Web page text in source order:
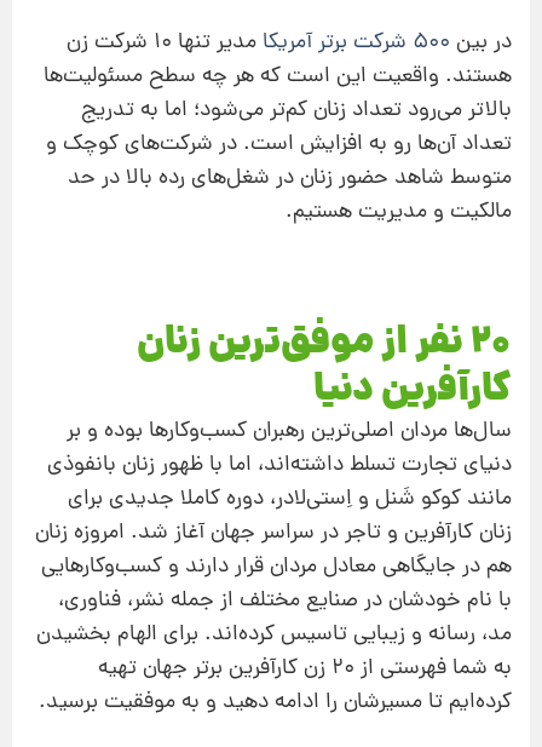
در بین ۵۰۰ شرکت برتر آمریکا
مدیر تنها ۱۰ شرکت زن
هستند. واقعیت این است که هر چه سطح مسئولیت‌ها
بالاتر می‌رود تعداد زنان کم‌تر می‌شود؛ اما به تدریج
تعداد آن‌ها رو به افزایش است. در شرکت‌های کوچک و
متوسط شاهد حضور زنان در شغل‌های رده بالا در حد
مالکیت و مدیریت هستیم.
20 نفر از موفق‌ترین زنان
کارآفرین دنیا
سال‌ها مردان اصلی‌ترین رهبران کسب‌وکارها بوده و بر
دنیای تجارت تسلط داشته‌اند، اما با ظهور زنان بانفوذی
مانند کوکو شَنل و اِستی‌لادر، دوره کاملا جدیدی برای
زنان کارآفرین و تاجر در سراسر جهان آغاز شد. امروزه زنان
هم در جایگاهی معادل مردان قرار دارند و کسب‌وکارهایی
با نام خودشان در صنایع مختلف از جمله نشر، فناوری،
مد، رسانه و زیبایی تاسیس کرده‌اند. برای الهام بخشیدن
به شما فهرستی از 20 زن کارآفرین برتر جهان تهیه
کرده‌ایم تا مسیرشان را ادامه دهید و به موفقیت برسید.